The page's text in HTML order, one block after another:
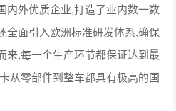
内外优质企业,打造了业内数一数
全面引入欧洲标准研发体系,确保
来,每一个生产环节都保证达到最
从零部件到整车都具有极高的国